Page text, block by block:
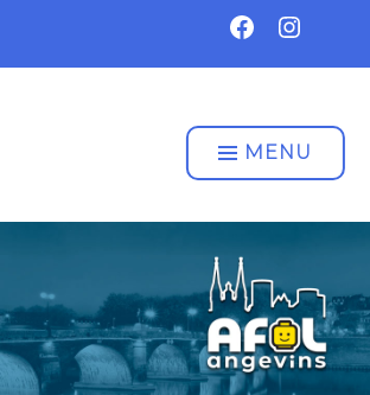
contenu
FACEBOOKINSTAGRAM
AFOL ANGEVINS
MENU